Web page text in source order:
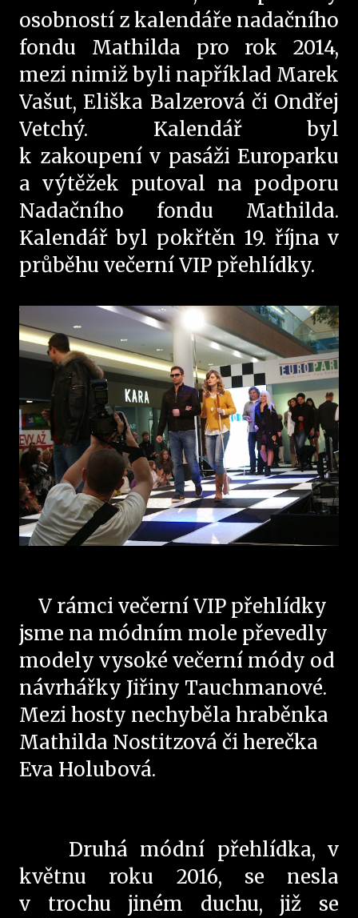
osobností z kalendáře nadačního
fondu Mathilda pro rok 2014,
mezi nimiž byli například Marek
Vašut, Eliška Balzerová či Ondřej
Vetchý. Kalendář byl
k zakoupení v pasáži Europarku
a výtěžek putoval na podporu
Nadačního fondu Mathilda.
Kalendář byl pokřtěn 19. října v
průběhu večerní VIP přehlídky.
V rámci večerní VIP přehlídky
jsme na módním mole převedly
modely vysoké večerní módy od
návrhářky Jiřiny Tauchmanové.
Mezi hosty nechyběla hraběnka
Mathilda Nostitzová či herečka
Eva Holubová.
Druhá módní přehlídka, v
květnu roku 2016, se nesla
v trochu jiném duchu, již se